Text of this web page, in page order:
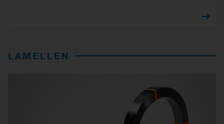
LAMELLEN